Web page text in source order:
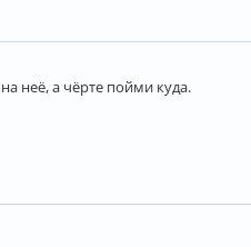
неё, а чёрте пойми куда.